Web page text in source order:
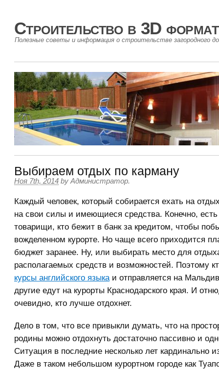
Строительство в 3D
Полезные советы и информация о строительстве загородного
Выбираем отдых по карману
Ноя 7th, 2014 by Администратор.
Каждый человек, который собирается ехать на
на свои силы и имеющиеся средства. Конечно, есть
товарищи, кто бежит в банк за кредитом, чтобы
вожделенном курорте. Но чаще всего приходится
бюджет заранее. Ну, или выбирать место для
располагаемых средств и возможностей. Поэтому
курсы английского языкаи отправляется на
другие едут на курорты Краснодарского края. И
очевидно, кто лучше отдохнет.
Дело в том, что все привыкли думать, что на
родины можно отдохнуть достаточно пассивно и
Ситуация в последние несколько лет кардинально
Даже в таком небольшом курортном городе как